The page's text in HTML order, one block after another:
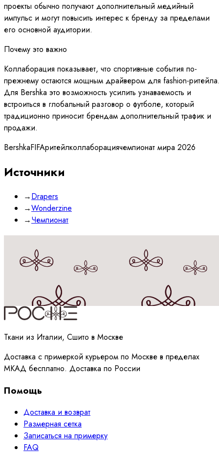
проекты обычно получают дополнительный медийный
импульс и могут повысить интерес к бренду за пределами
его основной аудитории.
Почему это важно
Коллаборация показывает, что спортивные события по-
прежнему остаются мощным драйвером для fashion-
Для Bershka это возможность усилить узнаваемость и
встроиться в глобальный разговор о футболе, который
традиционно приносит брендам дополнительный трафик и
продажи.
BershkaFIFAритейлколлаборациячемпионат мира 2026
Источники
→Drapers
→Wonderzine
→Чемпионат
Принимаюполитикуобработки данных
Ткани из Италии, Сшито в Москве
Доставка с примеркой курьером по Москве в пределах
МКАД бесплатно. Доставка по России
Помощь
Доставка и возврат
Размерная сетка
Записаться на примерку
FAQ